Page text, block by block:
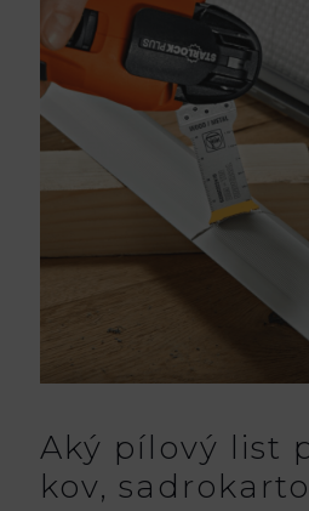
Aký pílový list
kov,